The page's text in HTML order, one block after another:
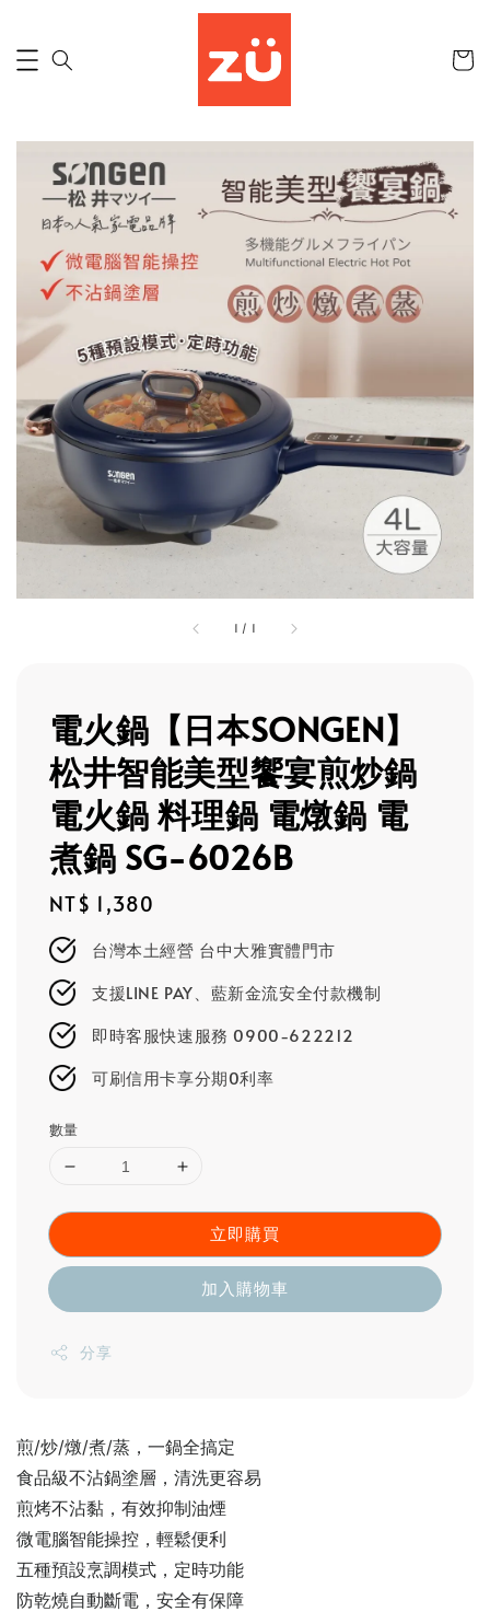
1 / 1
電火鍋【日本SONGEN】
松井智能美型饗宴煎炒鍋
電火鍋 料理鍋 電燉鍋 電
煮鍋 SG-6026B
Regular
price
NT$ 1,380
台灣本土經營 台中大雅實體門市
支援LINE PAY、藍新金流安全付款機制
即時客服快速服務 0900-622212
可刷信用卡享分期0利率
數量
立即購買
加入購物車
分享
煎/炒/燉/煮/蒸，一鍋全搞定
食品級不沾鍋塗層，清洗更容易
煎烤不沾黏，有效抑制油煙
微電腦智能操控，輕鬆便利
五種預設烹調模式，定時功能
防乾燒自動斷電，安全有保障